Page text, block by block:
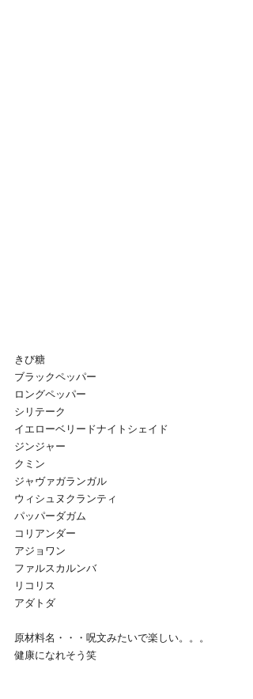
きび糖
ブラックペッパー
ロングペッパー
シリテーク
イエローベリードナイトシェイド
ジンジャー
クミン
ジャヴァガランガル
ウィシュヌクランティ
パッパーダガム
コリアンダー
アジョワン
ファルスカルンバ
リコリス
アダトダ
原材料名・・・呪文みたいで楽しい。。。
健康になれそう笑